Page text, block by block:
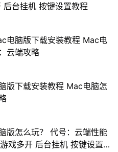
后台挂机 按键设置教程
电脑版下载安装教程 Mac电
云端攻略
版下载安装教程 Mac电脑怎
版怎么玩？ 代号：云端性能
戏多开 后台挂机 按键设置